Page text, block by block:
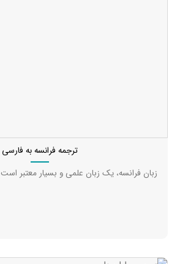
ترجمه فرانسه به فارسی
زبان فرانسه، یک زبان علمی و بسیار معتبر است